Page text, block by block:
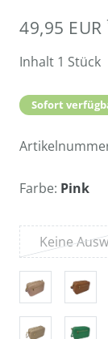
49,95 EUR
Inhalt 1 Stück
Sofort
Farbe: Pink
Keine